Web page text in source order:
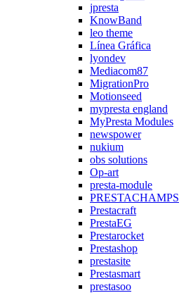
jpresta
KnowBand
leo theme
Línea Gráfica
lyondev
Mediacom87
MigrationPro
Motionseed
mypresta england
MyPresta Modules
newspower
nukium
obs solutions
Op-art
presta-module
PRESTACHAMPS
Prestacraft
PrestaEG
Prestarocket
Prestashop
prestasite
Prestasmart
prestasoo